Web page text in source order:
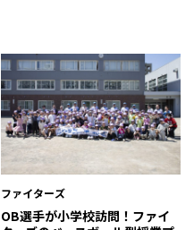
ファイターズ
OB選手が小学校訪問！ファイ